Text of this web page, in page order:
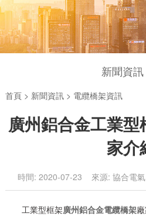
新聞資訊
首頁> 新聞資訊> 電纜橋架資訊
廣州鋁合金工業
家介
時間: 2020-07-23 來源: 協合電
工業型框架廣州鋁合金電纜橋架